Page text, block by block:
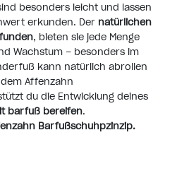
besonders leicht und lassen
erkunden. Der natürlichen
, bieten sie jede Menge
Wachstum – besonders im
kann natürlich abrollen
Affenzahn
du die Entwicklung deines
barfuß bereifen.
Barfußschuhpzinzip.